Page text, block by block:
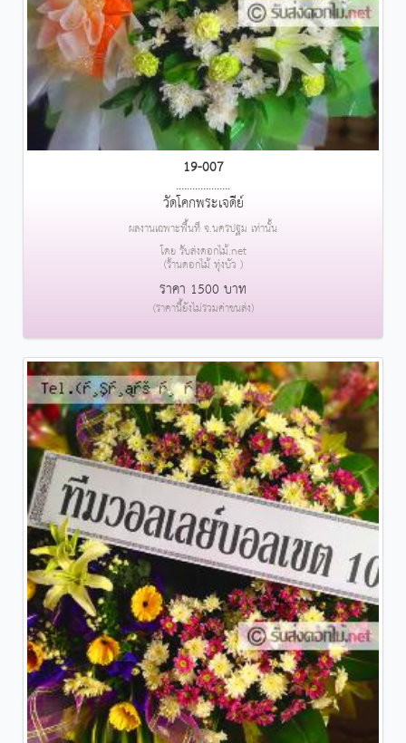
19-007
....................
วัดโคกพระเจดีย์
ผลงานเฉพาะพื้นที่ จ.นครปฐม เท่านั้น
โดย รับส่งดอกไม้.net
(ร้านดอกไม้ ทุ่งบัว )
ราคา 1500 บาท
(ราคานี้ยังไม่รวมค่าขนส่ง)